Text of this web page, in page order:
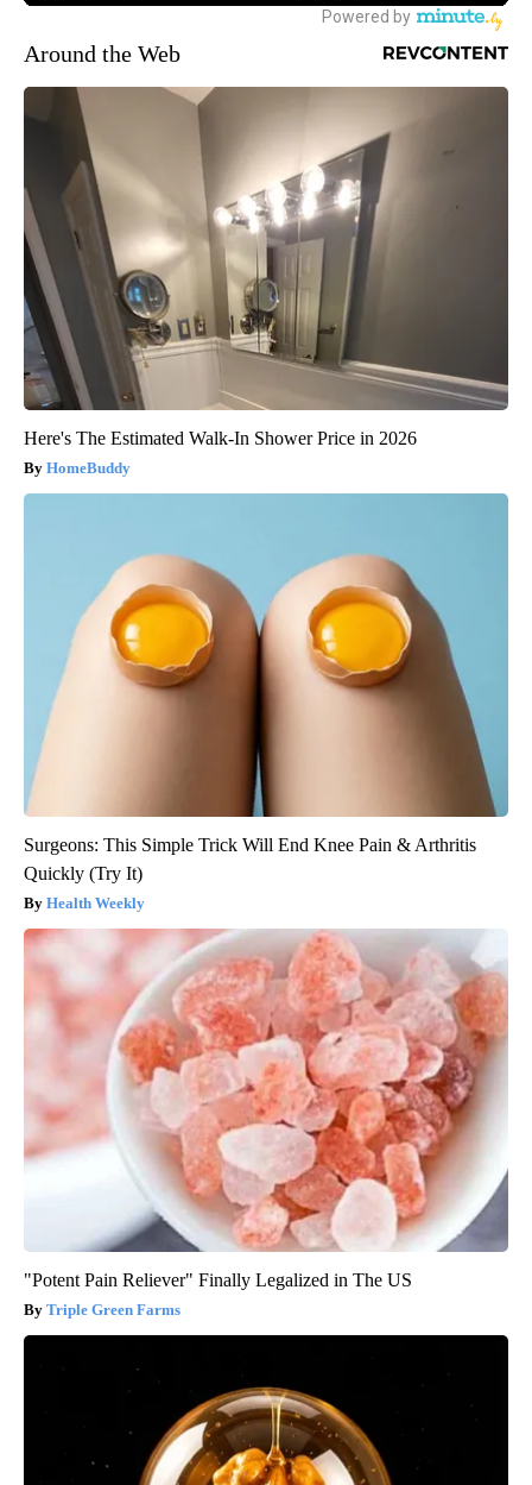
Around the Web
Here's The Estimated Walk-In Shower Price in 2026
HomeBuddy
Surgeons: This Simple Trick Will End Knee Pain & Arthritis
Quickly (Try It)
Health Weekly
"Potent Pain Reliever" Finally Legalized in The US
Triple Green Farms